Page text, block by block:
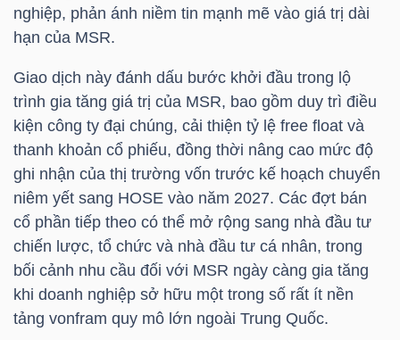
nghiệp, phản ánh niềm tin mạnh mẽ vào giá trị dài
hạn của MSR.
Giao dịch này đánh dấu bước khởi đầu trong lộ
trình gia tăng giá trị của MSR, bao gồm duy trì điều
kiện công ty đại chúng, cải thiện tỷ lệ free float và
thanh khoản cổ phiếu, đồng thời nâng cao mức độ
ghi nhận của thị trường vốn trước kế hoạch chuyển
niêm yết sang HOSE vào năm 2027. Các đợt bán
cổ phần tiếp theo có thể mở rộng sang nhà đầu tư
chiến lược, tổ chức và nhà đầu tư cá nhân, trong
bối cảnh nhu cầu đối với MSR ngày càng gia tăng
khi doanh nghiệp sở hữu một trong số rất ít nền
tảng vonfram quy mô lớn ngoài Trung Quốc.
ĐẦU
TƯ
TRUY
XUẤT
DỮ
LIỆU
Ngành
(-)
VS-